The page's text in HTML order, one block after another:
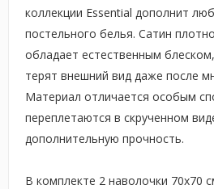
коллекции Essential дополнит
постельного белья. Сатин
обладает естественным
терят внешний вид даже после
Материал отличается особым
переплетаются в скрученном
дополнительную прочность.
В комплекте 2 наволочки 70х70